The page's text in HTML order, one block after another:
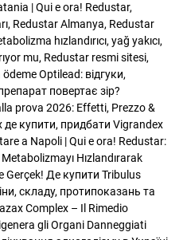
| Qui e ora! Redustar,
Redustar Almanya, Redustar
hızlandırıcı, yağ yakıcı,
mu, Redustar resmi sitesi,
ödemeOptilead: відгуки,
повертає зір?
prova 2026: Effetti, Prezzo &
де купити, придбати Vigrandex
a Napoli | Qui e ora! Redustar:
Hızlandırarak
Gerçek! Де купити Tribulus
складу, протипоказань та
Complex – Il Rimedio
gli Organi Danneggiati